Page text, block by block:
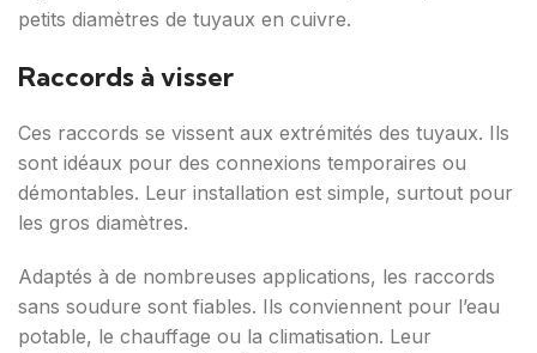
petits diamètres de tuyaux en cuivre.
Raccords à visser
Ces raccords se vissent aux extrémités des tuyaux. Ils
sont idéaux pour des connexions temporaires ou
démontables. Leur installation est simple, surtout pour
les gros diamètres.
Adaptés à de nombreuses applications, les raccords
sans soudure sont fiables. Ils conviennent pour l’eau
potable, le chauffage ou la climatisation. Leur